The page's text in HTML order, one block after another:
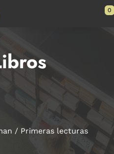
0
Primeras lecturas